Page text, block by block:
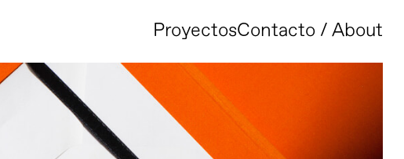
ProyectosContacto / About